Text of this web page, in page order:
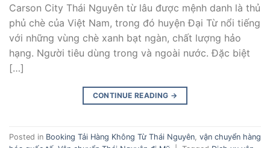
Carson City Thái Nguyên từ lâu được mệnh danh là thủ
phủ chè của Việt Nam, trong đó huyện Đại Từ nổi tiếng
với những vùng chè xanh bạt ngàn, chất lượng hảo
hạng. Người tiêu dùng trong và ngoài nước. Đặc biệt
[…]
CONTINUE READING →
Posted in Booking Tải Hàng Không Từ Thái Nguyên vận chuyển hàng